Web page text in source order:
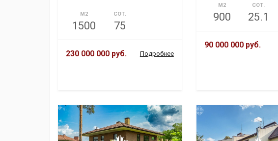
М2
1500
СОТ.
75
230 000 000 руб. Подробнее
М2
900
СОТ.
25.1
90 000 000 руб.